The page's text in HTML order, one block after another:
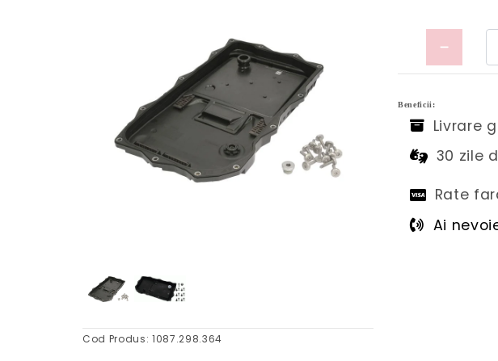
Cod Produs: 1087.298.364
Beneficii:
Livrare
30 zile
Rate
Ai